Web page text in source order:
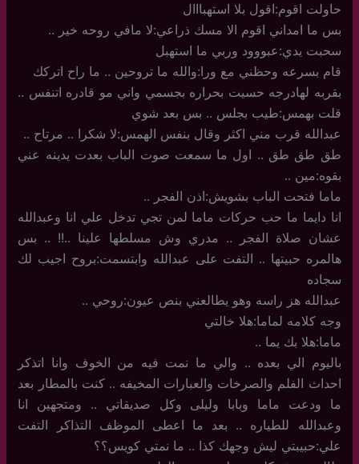
حاولت اقوم:اقول بلا استهبااال
بس ما امداني اقوم الا مسك ذراعي:لا مافي روحه خير ..
سحبت يدي:عبووود وربي ما استهبل
قام بسرعه وحظني مع ورا:والله ما تروحين .. ما راح اتركك
بقربه لهادرجه حسيت بحراره بجسمي واني مو قادره اتنفس ..
قلت بهمس:طيب بجلس .. بس بعد شوي
عبدالله قرب مني اكثر وقال بنفس الهمس:لا شكرا .. مرتاح ..
طق طق طق .. اول ما سمعت صوت الباب بعدت يدينه عني
بقوه:مين ..
ماما فتحت الباب بشويش:اذن الفجر ..
انا دايما ما حب حركات ماما لمن تجي تدخل علي انا وعبدالله
عشان صلاة الفجر .. مدري وش مسلطها علينا ..!! .. بس
هالمره حبيتها .. التفت على عبدالله وابتسمت:بروح اجيب لك
سجاده
عبدالله هز راسه وهو يطالعني بنص عيون:روحي ..
وجه كلامه لماما:هلا خالتي
ماما:هلا بك يما ..
باليوم الي بعده .. والي ما نمت فيه من الخوف وانا اتذكر
احداث الفلم والصرخات والعبارات المخيفه .. كنت بالمطار بعد
ما ودعت ماما وبابا وليلى وكل صديقاتي .. ومتجهين انا
وعبدالله للطياره .. بعد ما اعطى الموظف التذاكر التفت
علي:حبيبتي ليش وجهك كذا .. ما نمتي كويس؟؟